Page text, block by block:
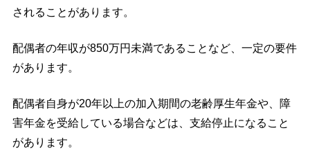
されることがあります。
配偶者の年収が850万円未満であることなど、一定の要件
があります。
配偶者自身が20年以上の加入期間の老齢厚生年金や、障
害年金を受給している場合などは、支給停止になること
があります。